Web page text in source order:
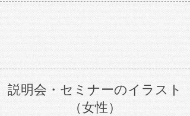
説明会・セミナーのイラスト
（女性）